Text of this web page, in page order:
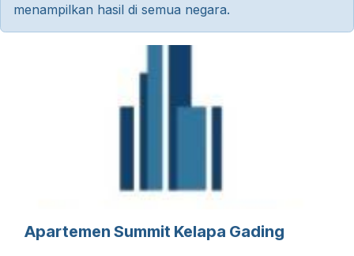
menampilkan hasil di semua negara.
Apartemen Summit Kelapa Gading